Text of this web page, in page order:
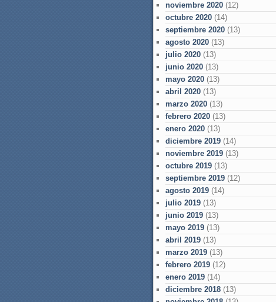
noviembre 2020 (12)
octubre 2020 (14)
septiembre 2020 (13)
agosto 2020 (13)
julio 2020 (13)
junio 2020 (13)
mayo 2020 (13)
abril 2020 (13)
marzo 2020 (13)
febrero 2020 (13)
enero 2020 (13)
diciembre 2019 (14)
noviembre 2019 (13)
octubre 2019 (13)
septiembre 2019 (12)
agosto 2019 (14)
julio 2019 (13)
junio 2019 (13)
mayo 2019 (13)
abril 2019 (13)
marzo 2019 (13)
febrero 2019 (12)
enero 2019 (14)
diciembre 2018 (13)